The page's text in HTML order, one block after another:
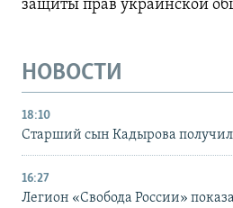
защиты прав украинской
НОВОСТИ
18:10
Старший сын Кадырова
16:27
Легион «Свобода России»